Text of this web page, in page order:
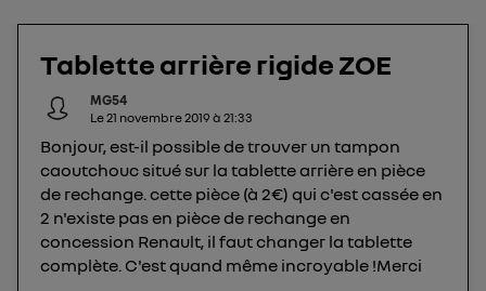
Tablette arrière rigide ZOE
MG54
Le21 novembre 2019 à 21:33
Bonjour, est-il possible de trouver un tampon
caoutchouc situé sur la tablette arrière en pièce
de rechange. cette pièce (à 2€) qui c'est cassée en
2 n'existe pas en pièce de rechange en
concession Renault, il faut changer la tablette
complète. C'est quand même incroyable !Merci
téléphone).
L'identifiant est associé à votre connexion
internet. Ainsi, toutes les personnes utilisant la
même connexion et ayant consenties se verront
attribuer le même identifiant. En général :
Pour uneconnexion foyer(ex : Wi-Fi), la personnalisation sera basée
sur la navigation des membres du foyer ayant consentis.
Pour une
connexion mobile
, la personnalisation sera basée
uniquement sur la navigation de l'utilisateur du mobile.
Vous pouvez à tout moment retirer ce